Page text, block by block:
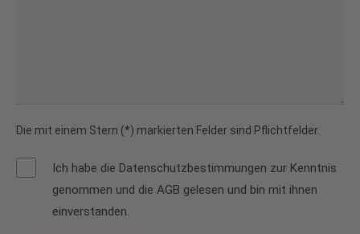
Die mit einem Stern (*) markierten Felder sind Pflichtfelder.
Ich habe die Datenschutzbestimmungen zur Kenntnis
genommen und die AGB gelesen und bin mit ihnen
einverstanden.